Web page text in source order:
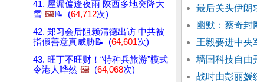
41. 屋漏偏逢夜雨 陕西多地突降大
雪 🖼️📝 (64,712次)
42. 郑习会后阻赖清德出访 中共被
指假善意真威胁📝 (64,601次)
43. 旺丁不旺财！“特种兵旅游”模式
令港人哗然 🖼️ (64,068次)
最后关头伊朗
幽默：蔡奇封
王毅要进中央
墙国科技自由
战时由彭丽媛